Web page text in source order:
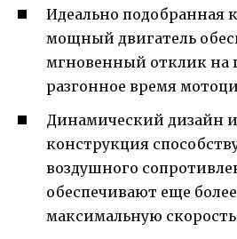
Идеально подобранная
мощный двигатель
мгновенный отклик на
разгонное время
Динамический дизайн и
конструкция
воздушного
обеспечивают еще
максимальную